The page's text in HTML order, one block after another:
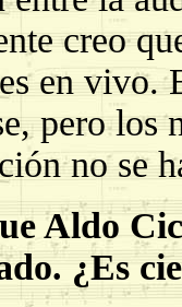
creo
en vivo.
pero los
no se
Aldo
¿Es